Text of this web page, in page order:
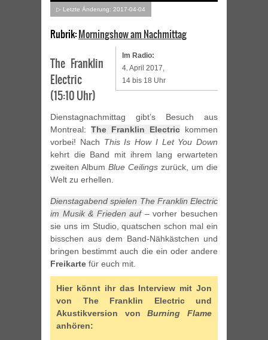
▷ Letzte Änderung: 2017-04-04
Rubrik:Morningshow am Nachmittag
Im Radio:
4. April 2017,
14 bis 18 Uhr
The Franklin
Electric
(15:10 Uhr)
Dienstagnachmittag gibt’s Besuch aus
Montreal: The Franklin Electric kommen
vorbei! Nach This Is How I Let You Down
kehrt die Band mit ihrem lang erwarteten
zweiten Album Blue Ceilings zurück, um die
Welt zu erhellen.
Dienstagabend spielen The Franklin Electric
im Musik & Frieden auf– vorher besuchen
sie uns im Studio, quatschen schon mal ein
bisschen aus dem Band-Nähkästchen und
bringen bestimmt auch die ein oder andere
Freikarte für euch mit.
Hier könnt ihr das Interview mit Jon
von The Franklin Electric und
Akustikversion vonBurning Flame
anhören: